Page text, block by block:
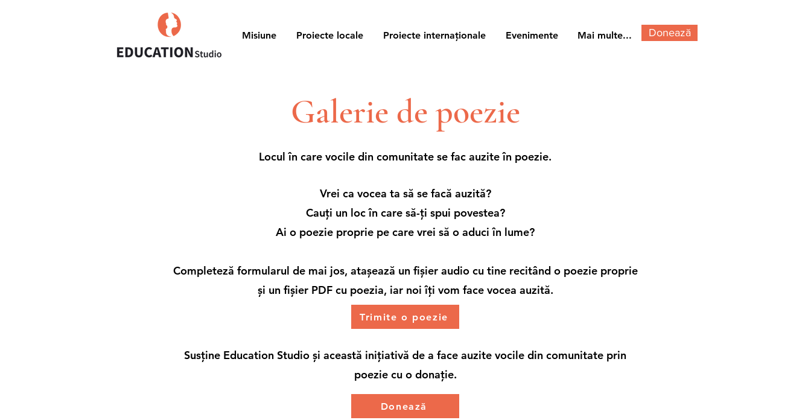
Misiune Proiecte locale Proiecte internaționale Evenimente Mai multe... Donează
Galerie de poezie
Locul în care vocile din comunitate se fac auzite în poezie.
Vrei ca vocea ta să se facă auzită?
Cauți un loc în care să-ți spui povestea?
Ai o poezie proprie pe care vrei să o aduci în lume?
Completeză formularul de mai jos, atașează un fișier audio cu tine recitând o poezie proprie
și un fișier PDF cu poezia, iar noi îți vom face vocea auzită.
Trimite o poezie
Susține Education Studio și această inițiativă de a face auzite vocile din comunitate prin
poezie cu o donație.
Donează